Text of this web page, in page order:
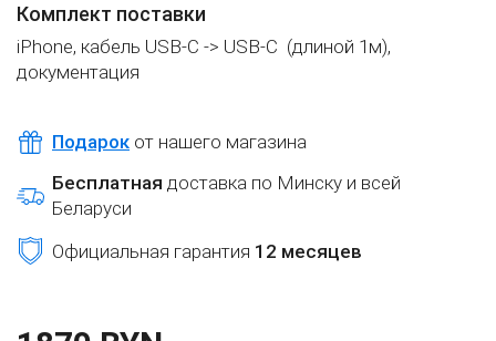
Комплект поставки
iPhone, кабель USB-C -> USB-C (длиной 1м),
документация
Подарок от нашего магазина
Бесплатная доставка по Минску и всей
Беларуси
Официальная гарантия 12 месяцев